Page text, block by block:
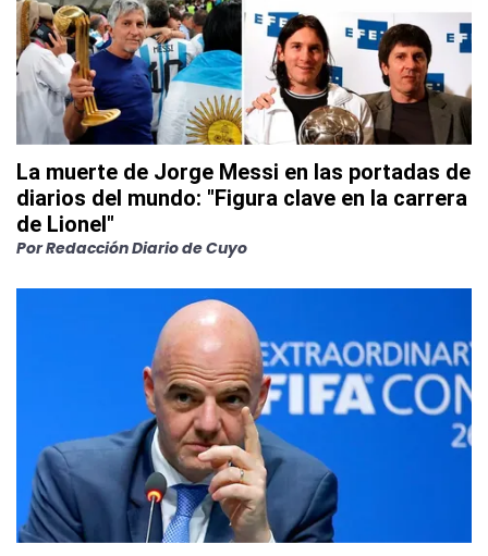
La muerte de Jorge Messi en las portadas de
diarios del mundo: "Figura clave en la carrera
de Lionel"
PorRedacción Diario de Cuyo